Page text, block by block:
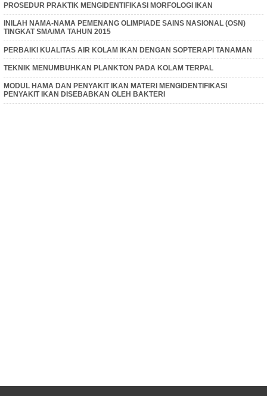
PROSEDUR PRAKTIK MENGIDENTIFIKASI MORFOLOGI IKAN
INILAH NAMA-NAMA PEMENANG OLIMPIADE SAINS NASIONAL (OSN)
TINGKAT SMA/MA TAHUN 2015
PERBAIKI KUALITAS AIR KOLAM IKAN DENGAN SOPTERAPI TANAMAN
TEKNIK MENUMBUHKAN PLANKTON PADA KOLAM TERPAL
MODUL HAMA DAN PENYAKIT IKAN MATERI MENGIDENTIFIKASI
PENYAKIT IKAN DISEBABKAN OLEH BAKTERI